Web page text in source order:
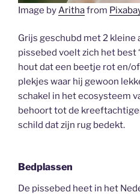
Image byArithafrom
Grijs geschubd met 2 kleine
pissebed voelt zich het best
hout dat een beetje rot en/
plekjes waar hij gewoon
schakel in het ecosysteem
behoort tot de
schild dat zijn rug bedekt.
Bedplassen
De pissebed heet in het